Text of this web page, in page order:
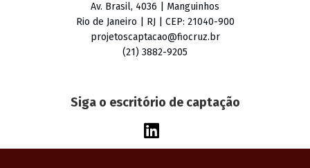
Av. Brasil, 4036 | Manguinhos
Rio de Janeiro | RJ | CEP: 21040-900
projetoscaptacao@fiocruz.br
(21) 3882-9205
Siga o escritório de captação